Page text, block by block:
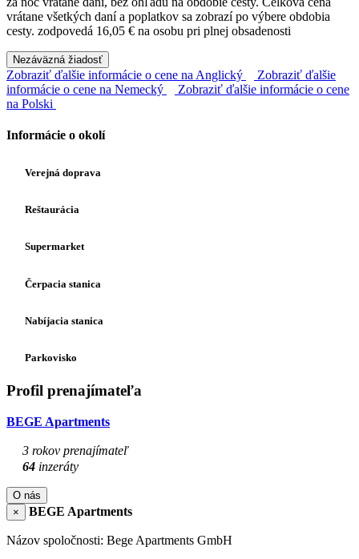
vrátane všetkých daní a poplatkov sa zobrazí po výbere obdobia
cesty. zodpovedá 16,05 € na osobu pri plnej obsadenosti
Nezáväzná žiadosť
Zobraziť ďalšie informácie o cene na Anglický
Zobraziť ďalšie
informácie o cene na Nemecký
Zobraziť ďalšie informácie o cene
na Polski
Informácie o okolí
Verejná doprava
Reštaurácia
Supermarket
Čerpacia stanica
Nabíjacia stanica
Parkovisko
Profil prenajímateľa
BEGE Apartments
3 rokov prenajímateľ
64 inzeráty
O nás
×
BEGE Apartments
Názov spoločnosti: Bege Apartments GmbH